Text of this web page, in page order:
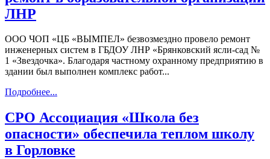
ЛНР
ООО ЧОП «ЦБ «ВЫМПЕЛ» безвозмездно провело ремонт
инженерных систем в ГБДОУ ЛНР «Брянковский ясли-сад №
1 «Звездочка». Благодаря частному охранному предприятию в
здании был выполнен комплекс работ...
Подробнее...
СРО Ассоциация «Школа без
опасности» обеспечила теплом школу
в Горловке